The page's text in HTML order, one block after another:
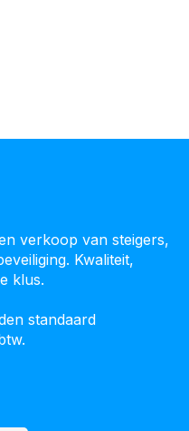
verkoop van steigers,
Kwaliteit,
klus.
standaard